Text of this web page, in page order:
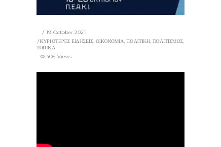
19 October 2021
ΚΥΡΙΟΤΕΡΕΣ ΕΙΔΗΣΕΙΣ,ΟΙΚΟΝΟΜΙΑ,ΠΟΛΙΤΙΚΗ,ΠΟΛΙΤΙΣΜΟΣ,
ΤΟΠΙΚΑ
406 Views